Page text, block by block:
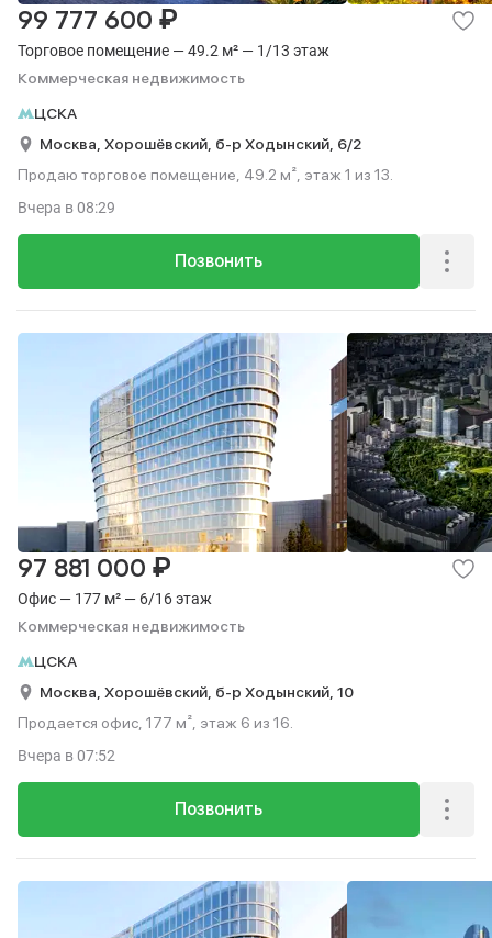
Торговое помещение — 49.2 м² — 1/13 этаж
Коммерческая недвижимость
99 777 600 ₽
ЦСКА
Москва, Хорошёвский, б-р Ходынский, 6/2
Продаю торговое помещение, 49.2 м², этаж 1 из 13.
Позвонить
Вчера в 08:29
Офис — 177 м² — 6/16 этаж
Коммерческая недвижимость
97 881 000 ₽
ЦСКА
Москва, Хорошёвский, б-р Ходынский, 10
Продается офис, 177 м², этаж 6 из 16.
Позвонить
Вчера в 07:52